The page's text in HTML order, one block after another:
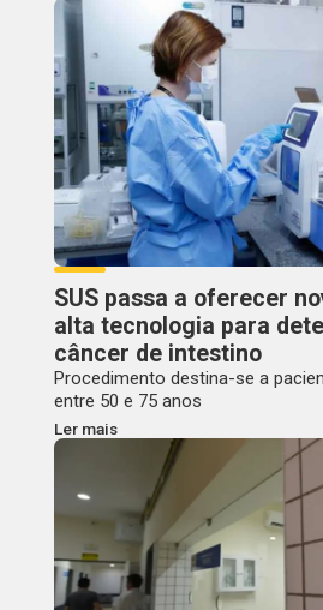
SUS passa a oferecer
alta tecnologia para
câncer de intestino
Procedimento destina-se a
entre 50 e 75 anos
Ler mais